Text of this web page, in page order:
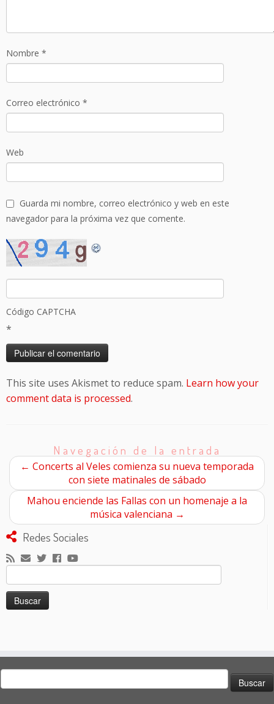
Nombre *
Correo electrónico *
Web
Guarda mi nombre, correo electrónico y web en este
navegador para la próxima vez que comente.
Código CAPTCHA
*
This site uses Akismet to reduce spam. Learn how your
comment data is processed.
Navegación de la entrada
← Concerts al Veles comienza su nueva temporada
con siete matinales de sábado
Mahou enciende las Fallas con un homenaje a la
música valenciana →
Redes Sociales
Buscar:
Buscar: